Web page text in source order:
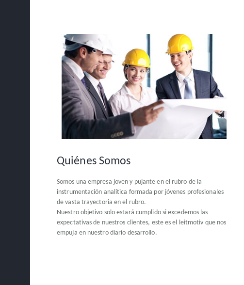
Quiénes Somos
Somos una empresa joven y pujante en el rubro de la
instrumentación analítica formada por jóvenes profesionales
de vasta trayectoria en el rubro.
Nuestro objetivo solo estará cumplido si excedemos las
expectativas de nuestros clientes, este es el leitmotiv que nos
empuja en nuestro diario desarrollo.